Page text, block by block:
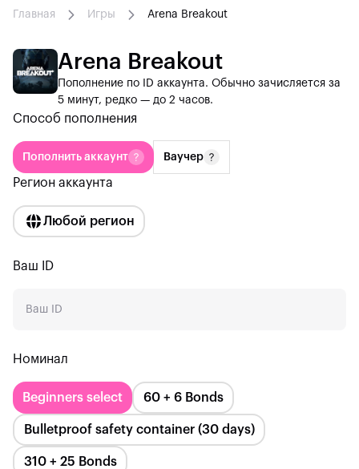
Главная Игры Arena Breakout
Arena Breakout
Пополнение по ID аккаунта. Обычно зачисляется за
5 минут, редко — до 2 часов.
Способ пополнения
Пополнить аккаунт Ваучер
Регион аккаунта
Любой регион
Ваш ID
Номинал
Beginners select 60 + 6 Bonds
Bulletproof safety container (30 days)
310 + 25 Bonds